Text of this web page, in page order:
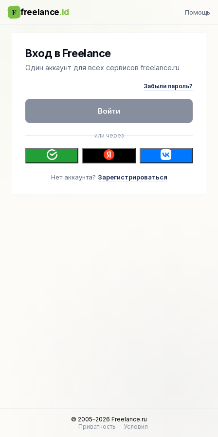
F freelance.id Помощь
Вход в Freelance
Один аккаунт для всех сервисов freelance.ru
Забыли пароль?
Войти
или через
Нет аккаунта? Зарегистрироваться
© 2005–2026 Freelance.ru
Приватность
Условия